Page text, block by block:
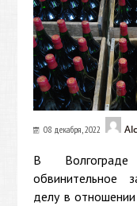
08 декабря, 2022
В Волгограде
обвинительное
делу в